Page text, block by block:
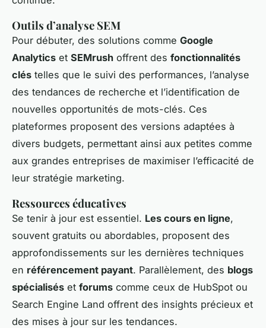
Outils d’analyse SEM
Pour débuter, des solutions comme Google
Analytics et SEMrush offrent des fonctionnalités
clés telles que le suivi des performances, l’analyse
des tendances de recherche et l’identification de
nouvelles opportunités de mots-clés. Ces
plateformes proposent des versions adaptées à
divers budgets, permettant ainsi aux petites comme
aux grandes entreprises de maximiser l’efficacité de
leur stratégie marketing.
Ressources éducatives
Se tenir à jour est essentiel. Les cours en ligne,
souvent gratuits ou abordables, proposent des
approfondissements sur les dernières techniques
en référencement payant. Parallèlement, des blogs
spécialisés et forums comme ceux de HubSpot ou
Search Engine Land offrent des insights précieux et
des mises à jour sur les tendances.